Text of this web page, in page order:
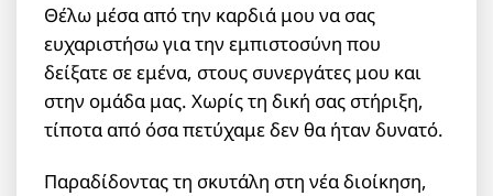
Θέλω μέσα από την καρδιά μου να σας
ευχαριστήσω για την εμπιστοσύνη που
δείξατε σε εμένα, στους συνεργάτες μου και
στην ομάδα μας. Χωρίς τη δική σας στήριξη,
τίποτα από όσα πετύχαμε δεν θα ήταν δυνατό.
Παραδίδοντας τη σκυτάλη στη νέα διοίκηση,